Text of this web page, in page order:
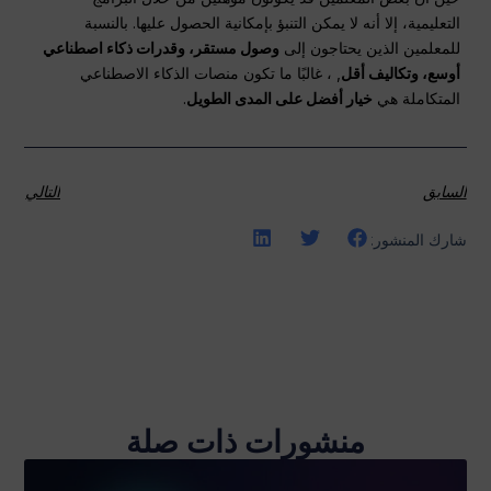
التعليمية، إلا أنه لا يمكن التنبؤ بإمكانية الحصول عليها. بالنسبة
للمعلمين الذين يحتاجون إلى وصول مستقر، وقدرات ذكاء اصطناعي
أوسع، وتكاليف أقل , ، غالبًا ما تكون منصات الذكاء الاصطناعي
المتكاملة هي خيار أفضل على المدى الطويل.
السابق التالي
شارك المنشور:
منشورات ذات صلة